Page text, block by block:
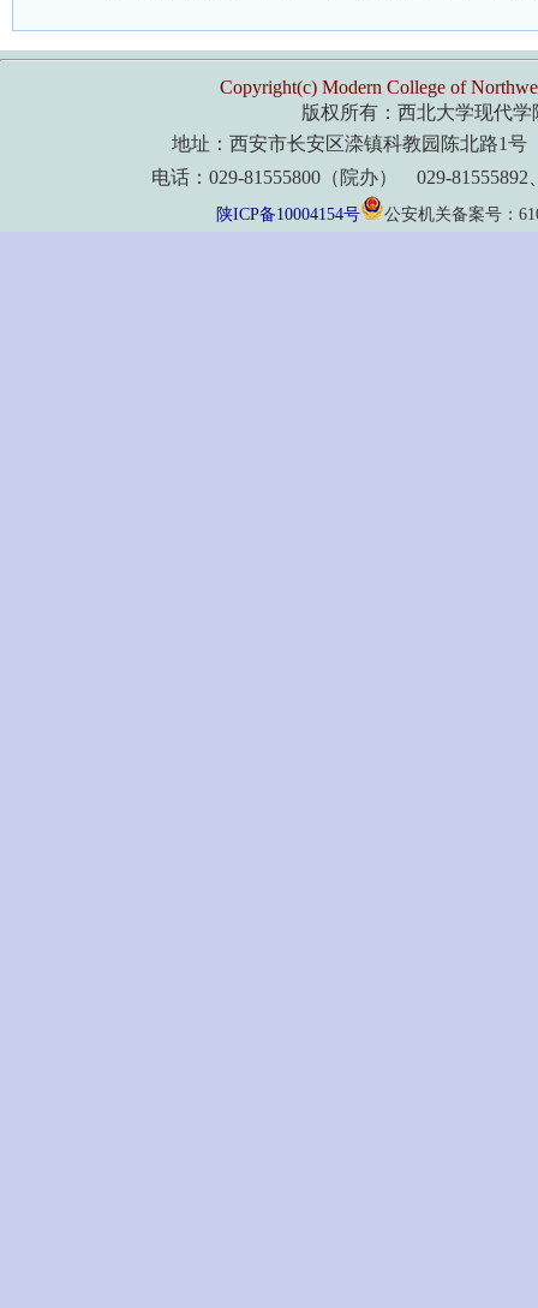
Copyright(c) Modern College of
版权所有：西北大学现代学
地址：西安市长安区滦镇科教园陈北路1
电话：029-81555800（院办） 029-81555892
陕ICP备10004154号 公安机关备案号：